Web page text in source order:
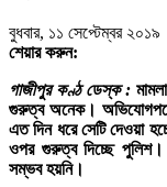
বুধবার, ১১ সেপ্টেম্বর ২০১৯
শেয়ার করুন:
গাজীপুর কণ্ঠ ডেস্ক :
গুরুত্ব অনেক।
এত দিন ধরে সেটি দেওয়া
ওপর গুরুত্ব দিচ্ছে পুলিশ।
সম্ভব হয়নি।